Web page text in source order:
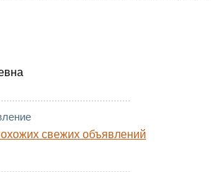
свежих объявлений